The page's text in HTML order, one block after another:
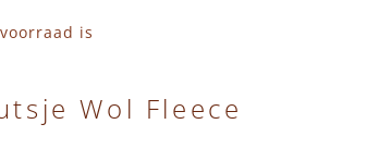
is
Wol Fleece